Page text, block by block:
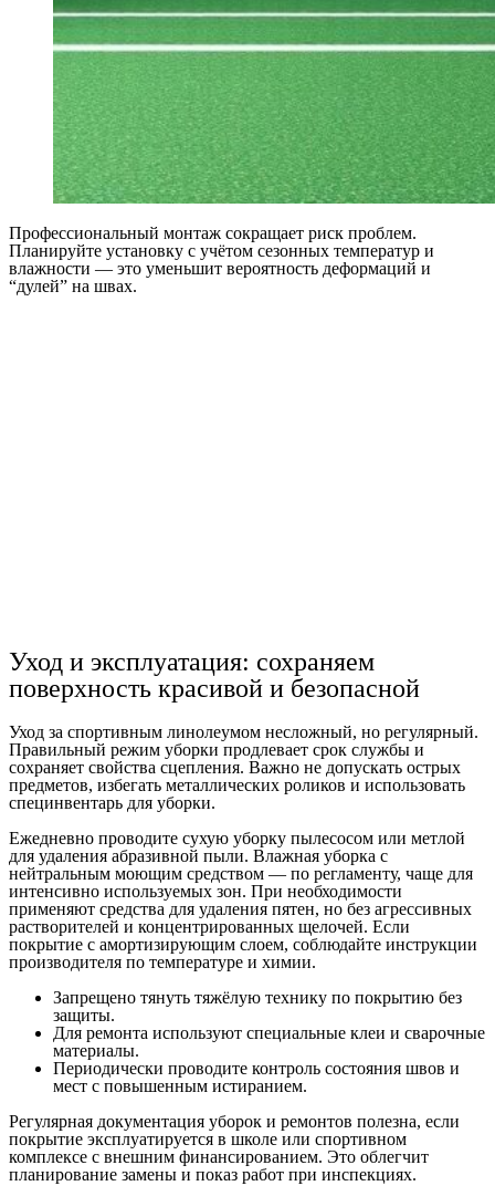
Профессиональный монтаж сокращает риск проблем.
Планируйте установку с учётом сезонных температур и
влажности — это уменьшит вероятность деформаций и
“дулей” на швах.
Уход и эксплуатация: сохраняем
поверхность красивой и безопасной
Уход за спортивным линолеумом несложный, но регулярный.
Правильный режим уборки продлевает срок службы и
сохраняет свойства сцепления. Важно не допускать острых
предметов, избегать металлических роликов и использовать
специнвентарь для уборки.
Ежедневно проводите сухую уборку пылесосом или метлой
для удаления абразивной пыли. Влажная уборка с
нейтральным моющим средством — по регламенту, чаще для
интенсивно используемых зон. При необходимости
применяют средства для удаления пятен, но без агрессивных
растворителей и концентрированных щелочей. Если
покрытие с амортизирующим слоем, соблюдайте инструкции
производителя по температуре и химии.
Запрещено тянуть тяжёлую технику по покрытию без
защиты.
Для ремонта используют специальные клеи и сварочные
материалы.
Периодически проводите контроль состояния швов и
мест с повышенным истиранием.
Регулярная документация уборок и ремонтов полезна, если
покрытие эксплуатируется в школе или спортивном
комплексе с внешним финансированием. Это облегчит
планирование замены и показ работ при инспекциях.